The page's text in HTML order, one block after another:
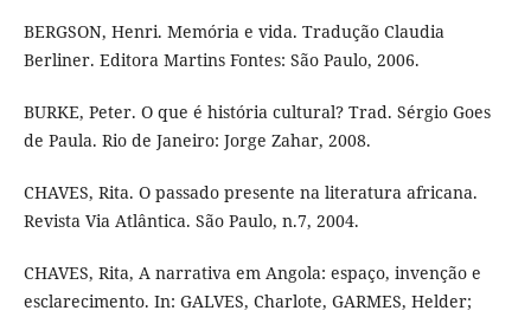
BERGSON, Henri. Memória e vida. Tradução Claudia
Berliner. Editora Martins Fontes: São Paulo, 2006.
BURKE, Peter. O que é história cultural? Trad. Sérgio Goes
de Paula. Rio de Janeiro: Jorge Zahar, 2008.
CHAVES, Rita. O passado presente na literatura africana.
Revista Via Atlântica. São Paulo, n.7, 2004.
CHAVES, Rita, A narrativa em Angola: espaço, invenção e
esclarecimento. In: GALVES, Charlote, GARMES, Helder;